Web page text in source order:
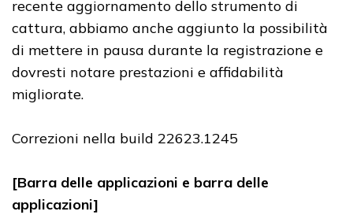
recente aggiornamento dello strumento di
cattura, abbiamo anche aggiunto la possibilità
di mettere in pausa durante la registrazione e
dovresti notare prestazioni e affidabilità
migliorate.
Correzioni nella build 22623.1245
[Barra delle applicazioni e barra delle
applicazioni]